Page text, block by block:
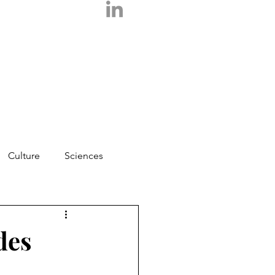
Culture Sciences
Photos Essais
Logos